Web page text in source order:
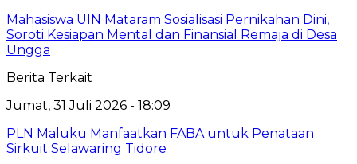
Mahasiswa UIN Mataram Sosialisasi Pernikahan Dini,
Soroti Kesiapan Mental dan Finansial Remaja di Desa
Ungga
Berita Terkait
Jumat, 31 Juli 2026 - 18:09
PLN Maluku Manfaatkan FABA untuk Penataan
Sirkuit Selawaring Tidore